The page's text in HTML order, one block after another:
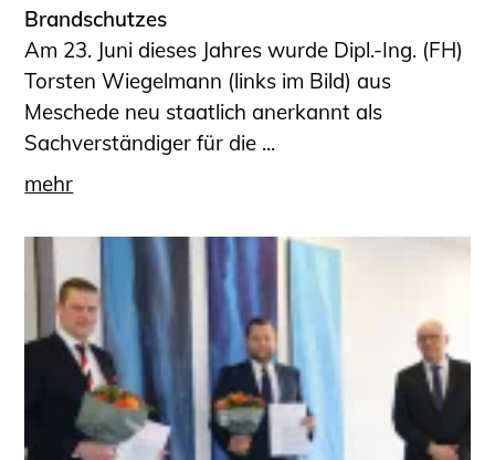
Brandschutzes
Am 23. Juni dieses Jahres wurde Dipl.-Ing. (FH)
Torsten Wiegelmann (links im Bild) aus
Meschede neu staatlich anerkannt als
Sachverständiger für die ...
mehr